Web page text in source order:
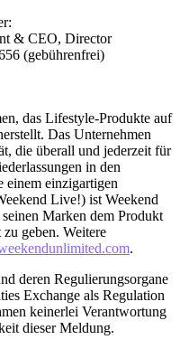
& CEO, Director
(gebührenfrei)
das Lifestyle-Produkte auf
Das Unternehmen
die überall und jederzeit für
in den
einem einzigartigen
Live!) ist Weekend
Marken dem Produkt
geben. Weitere
.
deren Regulierungsorgane
Exchange als Regulation
keinerlei Verantwortung
dieser Meldung.